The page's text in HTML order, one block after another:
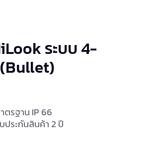
ระบบ 4-
ตรฐาน IP 66
ประกันสินค้า 2 ปี